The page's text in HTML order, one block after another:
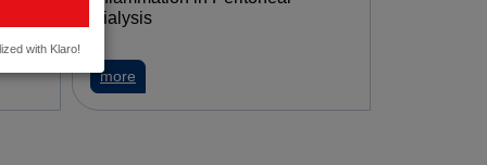
with Klaro!
Ausgründungen ermöglichen
Start-ups als „Born Global Champions 2026“ ausgezeichnet
Dialysis
more